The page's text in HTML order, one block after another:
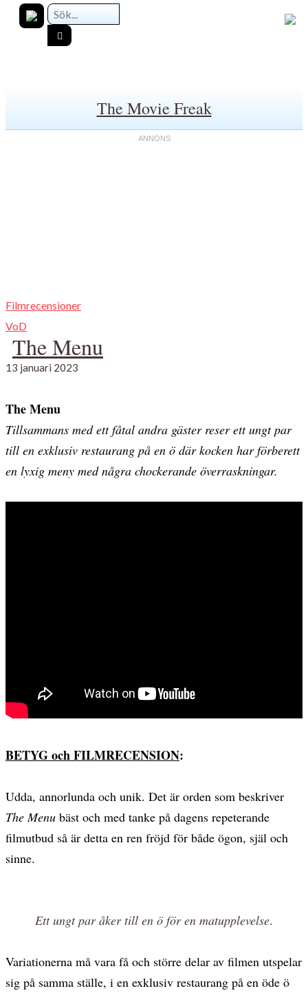
The Movie Freak
Filmrecensioner
VoD
The Menu
13 januari 2023
The Menu
Tillsammans med ett fåtal andra gäster reser ett ungt par
till en exklusiv restaurang på en ö där kocken har förberett
en lyxig meny med några chockerande överraskningar.
BETYG och FILMRECENSION:
Udda, annorlunda och unik. Det är orden som beskriver
The Menu bäst och med tanke på dagens repeterande
filmutbud så är detta en ren fröjd för både ögon, själ och
sinne.
Ett ungt par åker till en ö för en matupplevelse.
Variationerna må vara få och större delar av filmen utspelar
sig på samma ställe, i en exklusiv restaurang på en öde ö